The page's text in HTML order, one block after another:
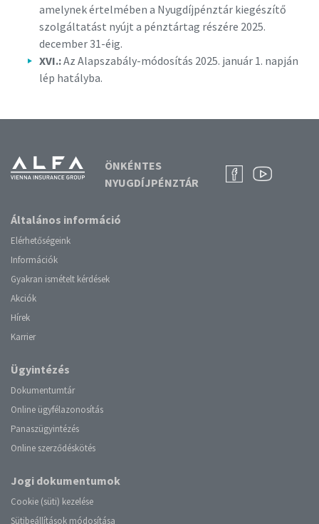
amelynek értelmében a Nyugdíjpénztár kiegészítő
szolgáltatást nyújt a pénztártag részére 2025.
december 31-éig.
XVI.:Az Alapszabály-módosítás 2025. január 1. napján
lép hatályba.
ÖNKÉNTES
NYUGDÍJPÉNZTÁR
Általános információ
Elérhetőségeink
Információk
Gyakran ismételt kérdések
Akciók
Hírek
Karrier
Ügyintézés
Dokumentumtár
Online ügyfélazonosítás
Panaszügyintézés
Online szerződéskötés
Jogi dokumentumok
Cookie (süti) kezelése
Sütibeállítások módosítása